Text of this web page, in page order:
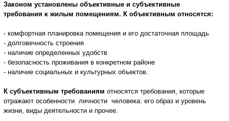
Законом установлены объективные и субъективные
требования к жилым помещениям. К объективным относятся:
- комфортная планировка помещения и его достаточная площадь
- долговечность строения
- наличие определенных удобств
- безопасность проживания в конкретном районе
- наличие социальных и культурных объектов.
К субъективным требованиям относятся требования, которые
отражают особенности личности человека: его образ и уровень
жизни, виды деятельности и прочее.